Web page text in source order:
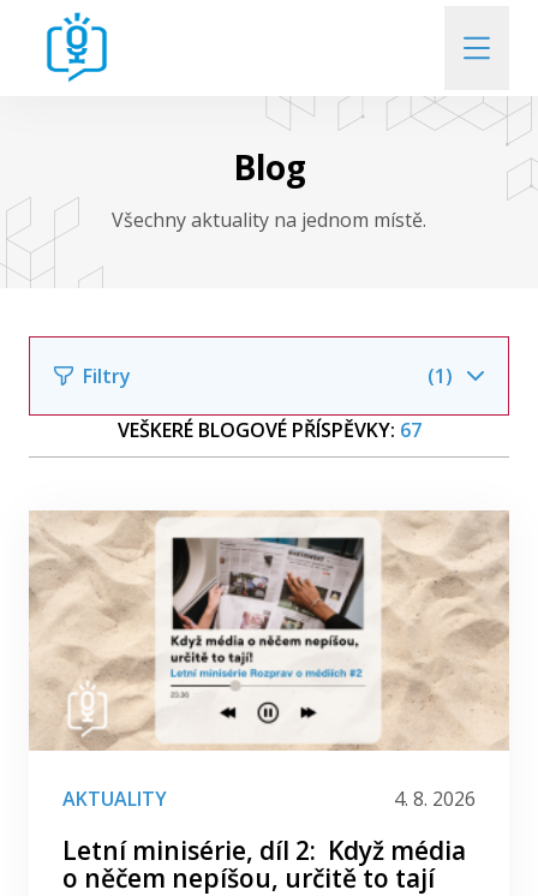
Kdo a o čem diskutuje
Kde si nás poslechnete
Přehled uplynulých Rozprav
FSV UK
IKSŽ FSV UK
Facebook |Instagram
Blog
Všechny aktuality na jednom místě.
VEŠKERÉ BLOGOVÉ PŘÍSPĚVKY: 67
AKTUALITY 4. 8. 2026
Letní minisérie, díl 2: Když média
o něčem nepíšou, určitě to tají
Filtry (1)
Filtrovat podle autora
Filtrovat podle kategorie (1)
Aktuality
Filtrovat podle data
Filtrovat podle tagu